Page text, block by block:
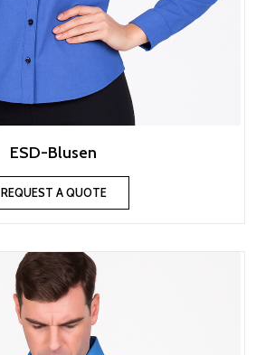
ESD-Blusen
REQUEST A QUOTE